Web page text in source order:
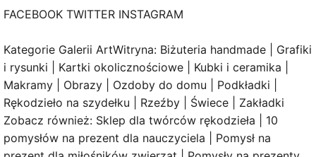
FACEBOOK TWITTER INSTAGRAM
Kategorie Galerii ArtWitryna: Biżuteria handmade | Grafiki
i rysunki | Kartki okolicznościowe | Kubki i ceramika |
Makramy | Obrazy | Ozdoby do domu | Podkładki |
Rękodzieło na szydełku | Rzeźby | Świece | Zakładki
Zobacz również: Sklep dla twórców rękodzieła | 10
pomysłów na prezent dla nauczyciela | Pomysł na